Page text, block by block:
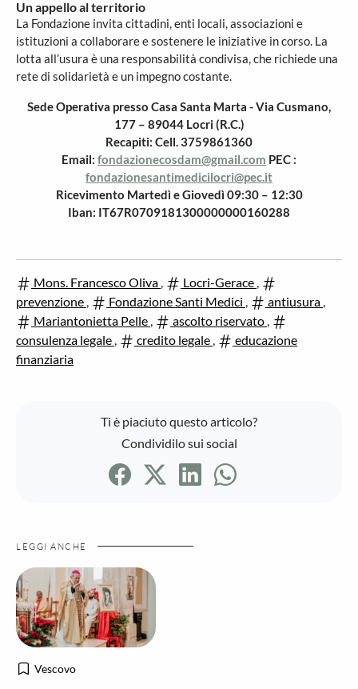
Un appello al territorio
La Fondazione invita cittadini, enti locali, associazioni e
istituzioni a collaborare e sostenere le iniziative in corso. La
lotta all’usura è una responsabilità condivisa, che richiede una
rete di solidarietà e un impegno costante.
Sede Operativa presso Casa Santa Marta - Via Cusmano,
177 – 89044 Locri (R.C.)
Recapiti: Cell. 3759861360
Email: fondazionecosdam@gmail.com PEC :
fondazionesantimedicilocri@pec.it
Ricevimento Martedì e Giovedì 09:30 – 12:30
Iban: IT67R0709181300000000160288
Mons. Francesco Oliva , Locri-Gerace ,
prevenzione , Fondazione Santi Medici , antiusura ,
Mariantonietta Pelle , ascolto riservato ,
consulenza legale , credito legale ,
educazione
finanziaria
Ti è piaciuto questo articolo?
Condividilo sui social
LEGGI ANCHE
Vescovo